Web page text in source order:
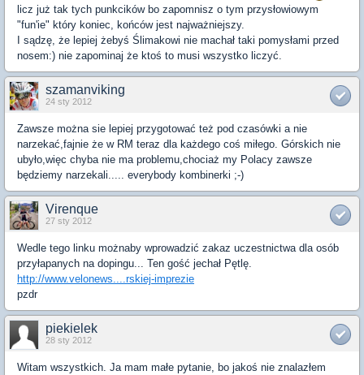
licz już tak tych punkcików bo zapomnisz o tym przysłowiowym
"fun'ie" który koniec, końców jest najważniejszy.
I sądzę, że lepiej żebyś Ślimakowi nie machał taki pomysłami przed
nosem:) nie zapominaj że ktoś to musi wszystko liczyć.
szamanviking
24 sty 2012
Zawsze można sie lepiej przygotować też pod czasówki a nie
narzekać,fajnie że w RM teraz dla każdego coś miłego. Górskich nie
ubyło,więc chyba nie ma problemu,chociaż my Polacy zawsze
będziemy narzekali..... everybody kombinerki ;-)
Virenque
27 sty 2012
Wedle tego linku możnaby wprowadzić zakaz uczestnictwa dla osób
przyłapanych na dopingu... Ten gość jechał Pętlę.
http://www.velonews....rskiej-imprezie
pzdr
piekielek
28 sty 2012
Witam wszystkich. Ja mam małe pytanie, bo jakoś nie znalazłem